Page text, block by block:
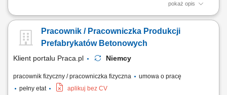
pokaż opis
Wykonywanie konstrukcji stalowych, zbrojenia, szkieletów i siatek
Pracownik / Pracowniczka Produkcji
Prefabrykatów Betonowych
Klient portalu Praca.pl Niemcy
pracownik fizyczny / pracowniczka fizyczna
umowa o pracę
pełny etat
aplikuj bez CV